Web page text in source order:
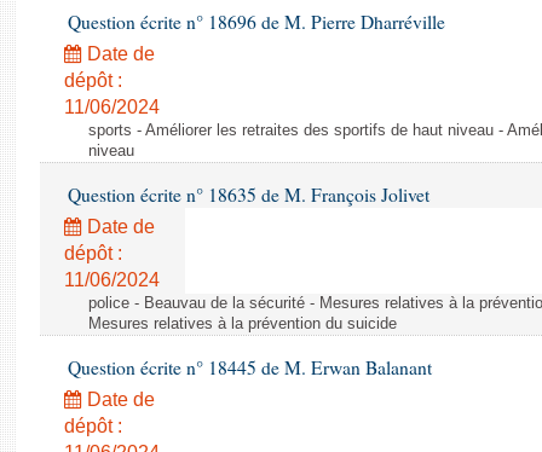
Question écrite n° 18696 de M. Pierre Dharréville
Date de
dépôt :
11/06/2024
sports - Améliorer les retraites des sportifs de haut niveau -
niveau
Question écrite n° 18635 de M. François Jolivet
Date de
dépôt :
11/06/2024
police - Beauvau de la sécurité - Mesures relatives à la
Mesures relatives à la prévention du suicide
Question écrite n° 18445 de M. Erwan Balanant
Date de
dépôt :